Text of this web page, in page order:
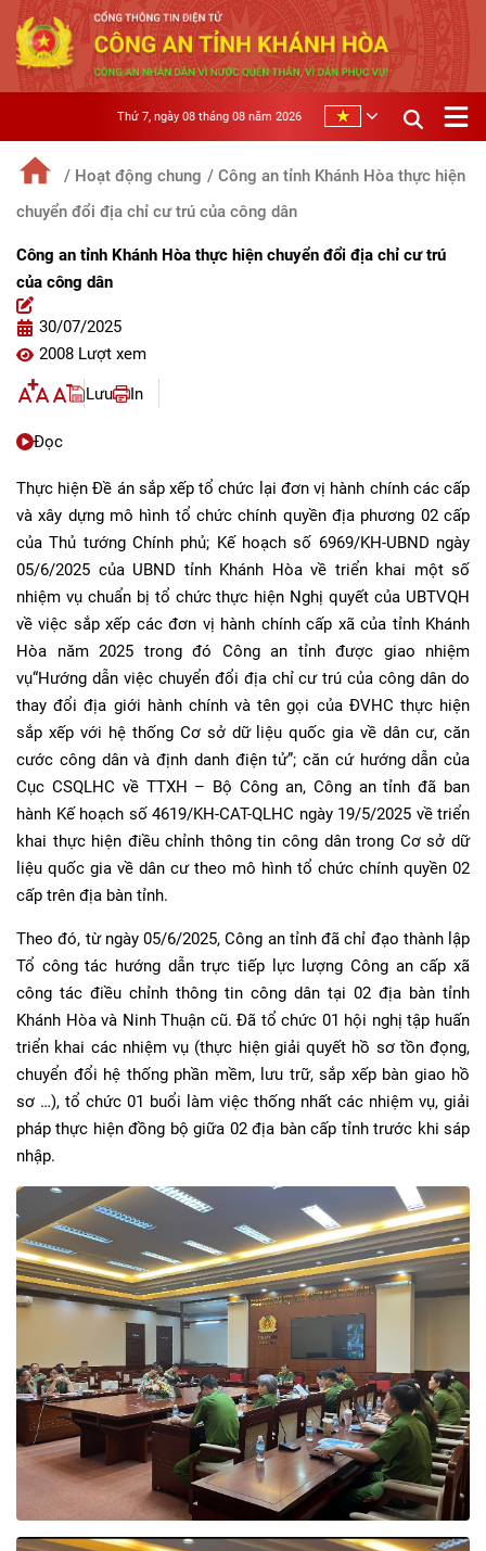
Thứ 7, ngày 08 tháng 08 năm 2026
/ Hoạt động chung / Công an tỉnh Khánh Hòa thực hiện
chuyển đổi địa chỉ cư trú của công dân
Công an tỉnh Khánh Hòa thực hiện chuyển đổi địa chỉ cư trú
của công dân
30/07/2025
2008 Lượt xem
Lưu In
Đọc
Thực hiện Đề án sắp xếp tổ chức lại đơn vị hành chính các cấp
và xây dựng mô hình tổ chức chính quyền địa phương 02 cấp
của Thủ tướng Chính phủ; Kế hoạch số 6969/KH-UBND ngày
05/6/2025 của UBND tỉnh Khánh Hòa về triển khai một số
nhiệm vụ chuẩn bị tổ chức thực hiện Nghị quyết của UBTVQH
về việc sắp xếp các đơn vị hành chính cấp xã của tỉnh Khánh
Hòa năm 2025 trong đó Công an tỉnh được giao nhiệm
vụ“Hướng dẫn việc chuyển đổi địa chỉ cư trú của công dân do
thay đổi địa giới hành chính và tên gọi của ĐVHC thực hiện
sắp xếp với hệ thống Cơ sở dữ liệu quốc gia về dân cư, căn
cước công dân và định danh điện tử”; căn cứ hướng dẫn của
Cục CSQLHC về TTXH – Bộ Công an, Công an tỉnh đã ban
hành Kế hoạch số 4619/KH-CAT-QLHC ngày 19/5/2025 về triển
khai thực hiện điều chỉnh thông tin công dân trong Cơ sở dữ
liệu quốc gia về dân cư theo mô hình tổ chức chính quyền 02
cấp trên địa bàn tỉnh.
Theo đó, từ ngày 05/6/2025, Công an tỉnh đã chỉ đạo thành lập
Tổ công tác hướng dẫn trực tiếp lực lượng Công an cấp xã
công tác điều chỉnh thông tin công dân tại 02 địa bàn tỉnh
Khánh Hòa và Ninh Thuận cũ. Đã tổ chức 01 hội nghị tập huấn
triển khai các nhiệm vụ (thực hiện giải quyết hồ sơ tồn đọng,
chuyển đổi hệ thống phần mềm, lưu trữ, sắp xếp bàn giao hồ
sơ …), tổ chức 01 buổi làm việc thống nhất các nhiệm vụ, giải
pháp thực hiện đồng bộ giữa 02 địa bàn cấp tỉnh trước khi sáp
nhập.